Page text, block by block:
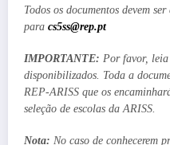
Todos os documentos devem
para cs5ss@rep.pt
IMPORTANTE: Por favor, leia
disponibilizados. Toda a
REP-ARISS que os
seleção de escolas da ARISS.
Nota: No caso de conhecerem